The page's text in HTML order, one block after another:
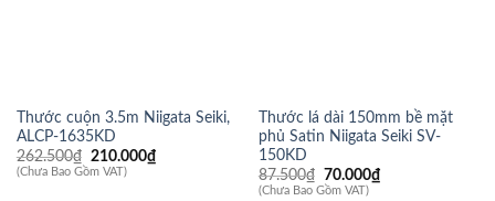
Thước cuộn 3.5m Niigata Seiki,
ALCP-1635KD
262.500₫ Giá
gốc
210.000₫Giá
(Chưa Bao Gồm VAT)
Thước lá dài 150mm bề mặt
phủ Satin Niigata Seiki SV-
150KD
87.500₫ Giá
gốc
70.000₫Giá
(Chưa Bao Gồm VAT)